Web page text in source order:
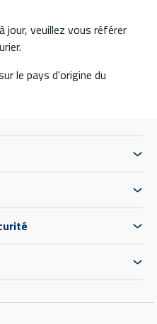
jour, veuillez vous référer
le pays d'origine du